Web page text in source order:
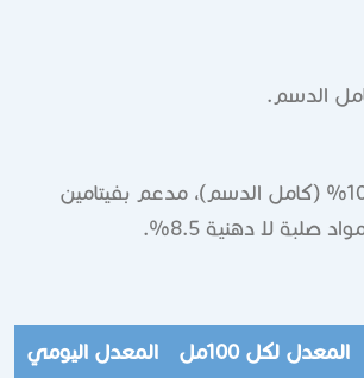
الدسم.
حليب أبقار طازج 100% (كامل الدسم)، مدعم بفيتامين
المعدل لكل 100مل المعدل اليومي